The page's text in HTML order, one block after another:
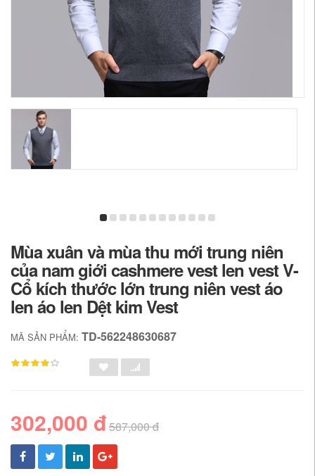
Mùa xuân và mùa thu mới trung niên
của nam giới cashmere vest len ​​vest V-
Cổ kích thước lớn trung niên vest áo
len áo len Dệt kim Vest
MÃ SẢN PHẨM: TD-562248630687
302,000 đ587,000 đ